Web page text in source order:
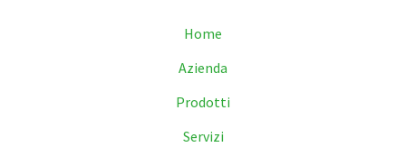
Home
Azienda
Prodotti
Servizi